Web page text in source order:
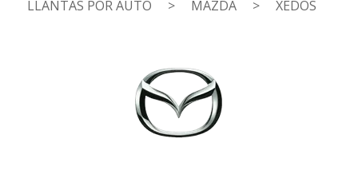
LLANTAS POR AUTO > MAZDA > XEDOS